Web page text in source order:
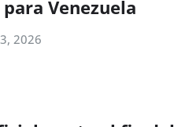
Venezuela
2026